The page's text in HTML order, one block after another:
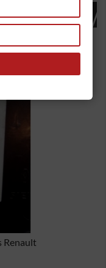
LA MISMA
Renault